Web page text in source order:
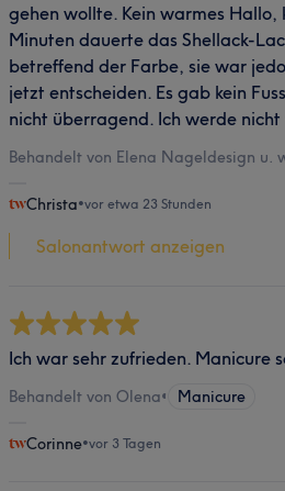
gehen wollte. Kein warmes
Minuten dauerte das Shellack-
betreffend der Farbe, sie war
jetzt entscheiden. Es gab kein
nicht überragend. Ich werde
Behandelt von Elena Nageldesign u.
Christa•vor etwa 23 Stunden
Salonantwort anzeigen
Ich war sehr zufrieden. Manicure
Behandelt von Olena• Manicure
Corinne•vor 3 Tagen